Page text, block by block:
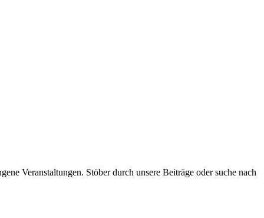
Veranstaltungen. Stöber durch unsere Beiträge oder suche nach